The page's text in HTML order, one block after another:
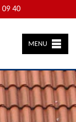
09 40
MENU